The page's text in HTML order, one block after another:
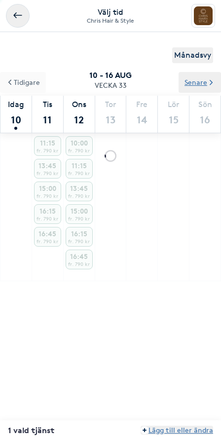
Välj tid
Chris Hair & Style
Månadsvy
10 - 16 AUG
VECKA 33
Idag
10
Tis
11
Ons
12
Tor
13
Fre
14
Lör
15
Sön
16
Tidigare Senare
11:15
fr. 790 kr
13:45
fr. 790 kr
15:00
fr. 790 kr
16:15
fr. 790 kr
16:45
fr. 790 kr
10:00
fr. 790 kr
11:15
fr. 790 kr
13:45
fr. 790 kr
15:00
fr. 790 kr
16:15
fr. 790 kr
16:45
fr. 790 kr
1 vald tjänst Lägg till eller ändra